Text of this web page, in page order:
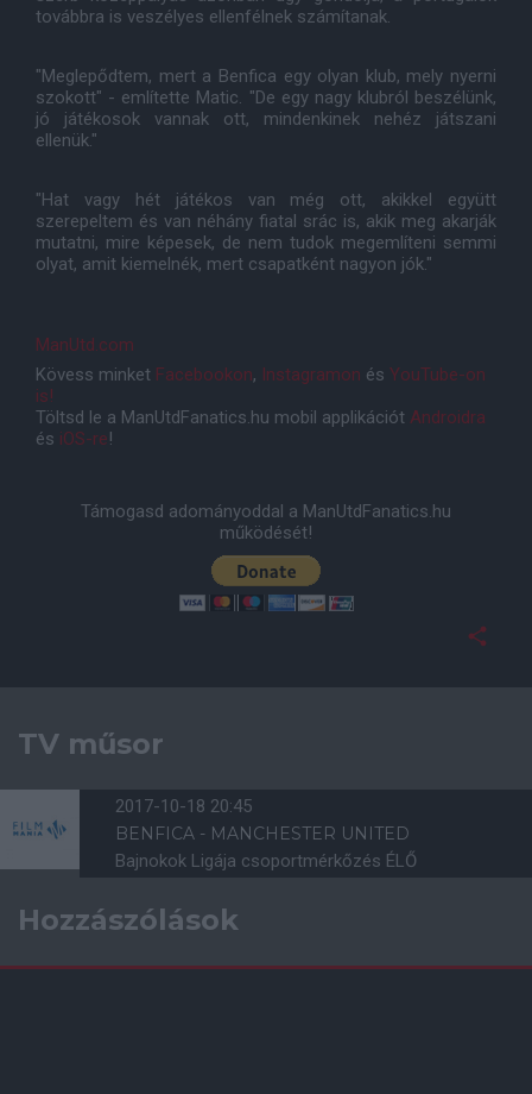
továbbra is veszélyes ellenfélnek számítanak.
"Meglepődtem, mert a Benfica egy olyan klub, mely nyerni
szokott" - említette Matic. "De egy nagy klubról beszélünk,
jó játékosok vannak ott, mindenkinek nehéz játszani
ellenük."
"Hat vagy hét játékos van még ott, akikkel együtt
szerepeltem és van néhány fiatal srác is, akik meg akarják
mutatni, mire képesek, de nem tudok megemlíteni semmi
olyat, amit kiemelnék, mert csapatként nagyon jók."
ManUtd.com
Kövess minket Facebookon, Instagramon és YouTube-on
is!
Töltsd le a ManUtdFanatics.hu mobil applikációt Androidra
és iOS-re!
Támogasd adományoddal a ManUtdFanatics.hu
működését!
TV műsor
2017-10-18 20:45
BENFICA - MANCHESTER UNITED
Bajnokok Ligája csoportmérkőzés ÉLŐ
Hozzászólások